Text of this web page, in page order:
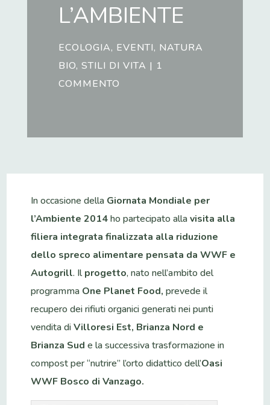
L’AMBIENTE
ECOLOGIA, EVENTI, NATURA
BIO,STILI DI VITA | 1
COMMENTO
In occasione della Giornata Mondiale per
l’Ambiente 2014ho partecipato allavisita alla
filiera integrata finalizzata alla riduzione
dello spreco alimentare pensata da WWF e
Autogrill. Ilprogetto, nato nell’ambito del
programma One Planet Food, prevede il
recupero dei rifiuti organici generati nei punti
vendita diVilloresi Est, Brianza Nord e
Brianza Sud e la successiva trasformazione in
compost per “nutrire” l’orto didattico dell’Oasi
WWF Bosco di Vanzago.